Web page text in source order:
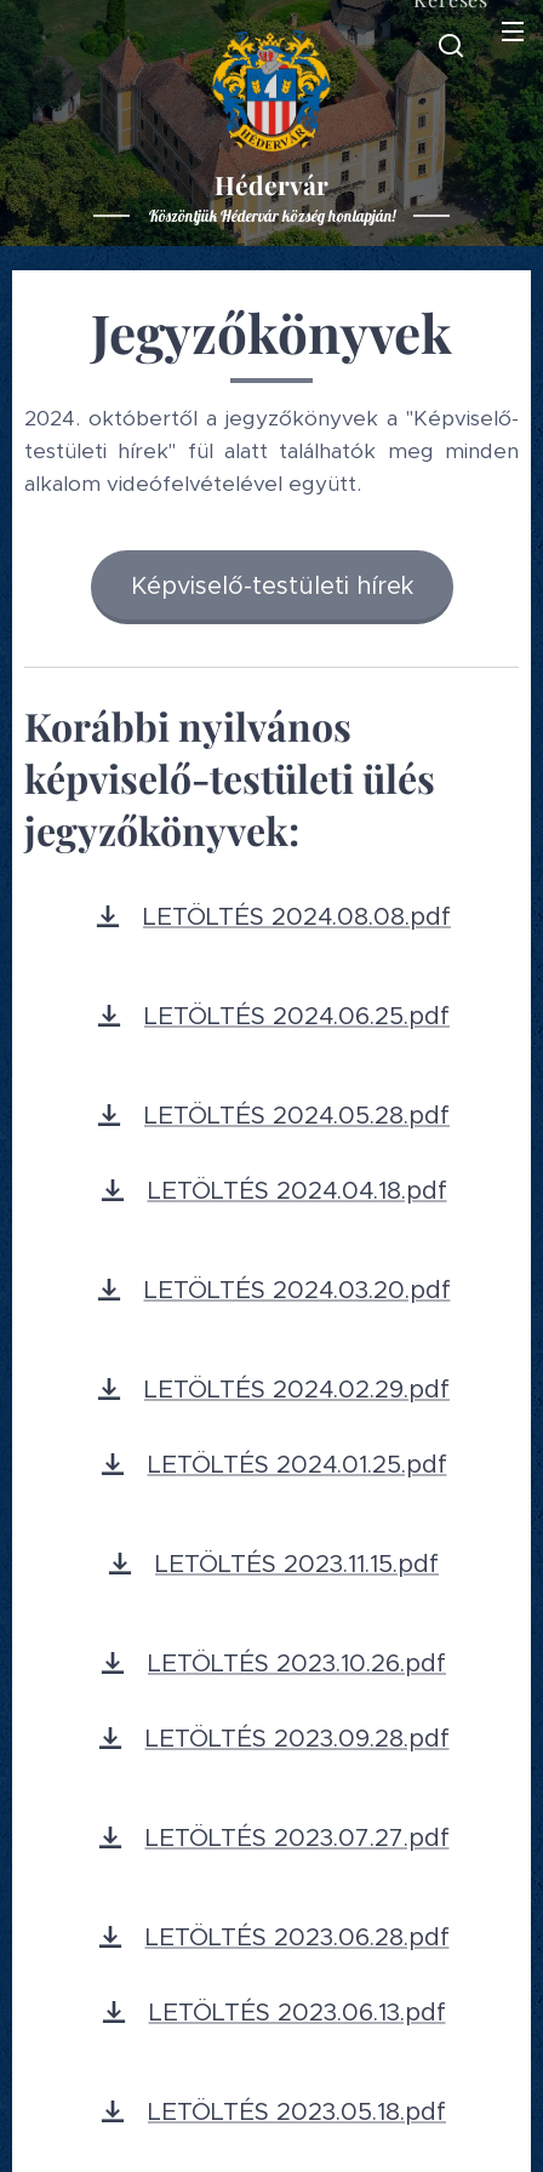
Hédervár
Köszöntjük Hédervár község honlapján!
Jegyzőkönyvek
2024. októbertől a jegyzőkönyvek a "Képviselő-
testületi hírek" fül alatt találhatók meg minden
alkalom videófelvételével együtt.
Képviselő-testületi hírek
Korábbi nyilvános
képviselő-testületi ülés
jegyzőkönyvek:
LETÖLTÉS 2024.08.08.pdf
LETÖLTÉS 2024.06.25.pdf
LETÖLTÉS 2024.05.28.pdf
LETÖLTÉS 2024.04.18.pdf
LETÖLTÉS 2024.03.20.pdf
LETÖLTÉS 2024.02.29.pdf
LETÖLTÉS 2024.01.25.pdf
LETÖLTÉS 2023.11.15.pdf
LETÖLTÉS 2023.10.26.pdf
LETÖLTÉS 2023.09.28.pdf
LETÖLTÉS 2023.07.27.pdf
LETÖLTÉS 2023.06.28.pdf
LETÖLTÉS 2023.06.13.pdf
LETÖLTÉS 2023.05.18.pdf